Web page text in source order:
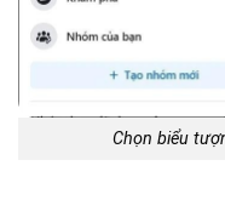
Chọn biểu